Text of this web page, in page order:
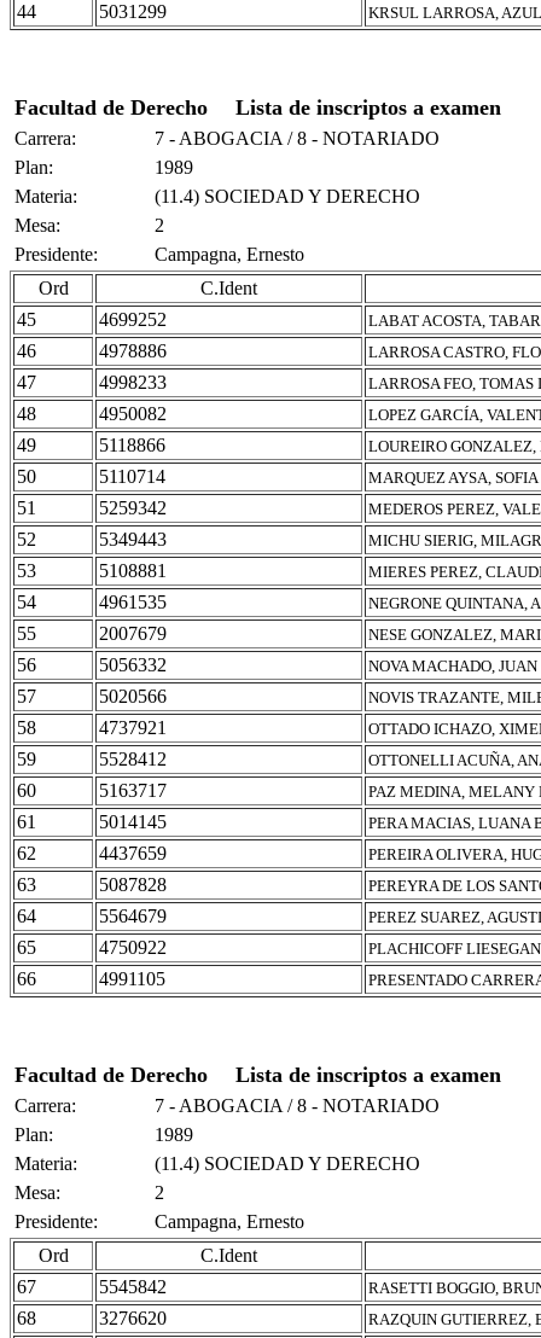
44 5031299 KRSUL LARROSA, AZUL
Facultad de Derecho Lista de inscriptos a examen
Carrera:
7 - ABOGACIA / 8 - NOTARIADO
Plan:
1989
Materia:
(11.4) SOCIEDAD Y DERECHO
Mesa:
2
Presidente:
Campagna, Ernesto
Ord
C.Ident
45
4699252 LABAT ACOSTA,
46 4978886 LARROSA CASTRO,
47 4998233 LARROSA FEO, TOMAS
48 4950082 LOPEZ GARCÍA,
49 5118866 LOUREIRO
50 5110714 MARQUEZ AYSA, SOFIA
51 5259342 MEDEROS PEREZ,
52 5349443 MICHU SIERIG,
53 5108881 MIERES PEREZ,
54 4961535 NEGRONE QUINTANA,
55 2007679 NESE GONZALEZ,
56 5056332 NOVA MACHADO, JUAN
57 5020566 NOVIS TRAZANTE,
58 4737921 OTTADO ICHAZO,
59 5528412 OTTONELLI ACUÑA,
60 5163717 PAZ MEDINA, MELANY
61 5014145 PERA MACIAS, LUANA
62 4437659 PEREIRA OLIVERA,
63 5087828 PEREYRA DE LOS
64 5564679 PEREZ SUAREZ,
65 4750922 PLACHICOFF
66 4991105 PRESENTADO
Facultad de Derecho Lista de inscriptos a examen
Carrera:
7 - ABOGACIA / 8 - NOTARIADO
Plan:
1989
Materia:
(11.4) SOCIEDAD Y DERECHO
Mesa:
2
Presidente:
Campagna, Ernesto
Ord
C.Ident
67
5545842 RASETTI BOGGIO,
68 3276620 RAZQUIN GUTIERREZ,